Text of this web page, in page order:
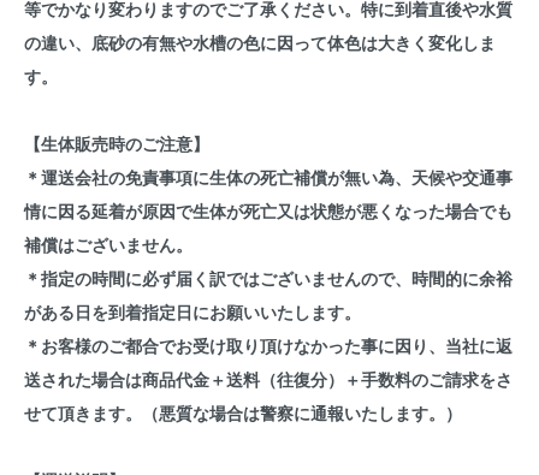
等でかなり変わりますのでご了承ください。特に到着直後や水質
の違い、底砂の有無や水槽の色に因って体色は大きく変化しま
す。
【生体販売時のご注意】
＊運送会社の免責事項に生体の死亡補償が無い為、天候や交通事
情に因る延着が原因で生体が死亡又は状態が悪くなった場合でも
補償はございません。
＊指定の時間に必ず届く訳ではございませんので、時間的に余裕
がある日を到着指定日にお願いいたします。
＊お客様のご都合でお受け取り頂けなかった事に因り、当社に返
送された場合は商品代金＋送料（往復分）＋手数料のご請求をさ
せて頂きます。（悪質な場合は警察に通報いたします。）